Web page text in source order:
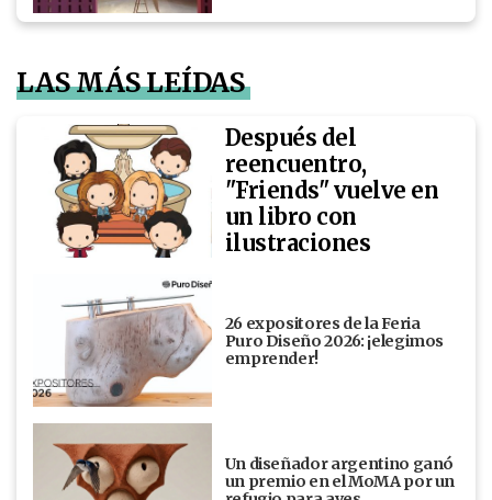
LAS MÁS LEÍDAS
Después del
reencuentro,
"Friends" vuelve en
un libro con
ilustraciones
26 expositores de la Feria
Puro Diseño 2026: ¡elegimos
emprender!
Un diseñador argentino ganó
un premio en el MoMA por un